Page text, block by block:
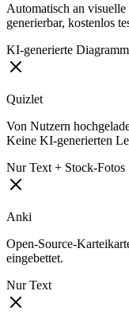
Automatisch an visuelle
generierbar, kostenlos
KI-generierte
Quizlet
Von Nutzern
Keine KI-generierten
Nur Text + Stock-Fotos
Anki
Open-Source-
eingebettet.
Nur Text